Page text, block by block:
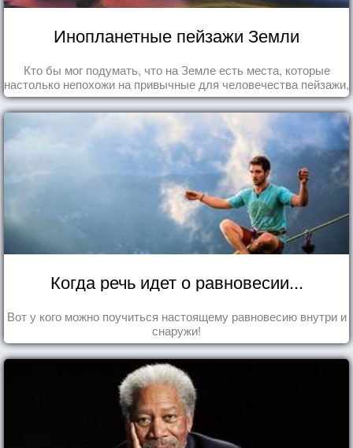
Инопланетные пейзажи Земли
Кто бы мог подумать, что на Земле есть места, которые
настолько непохожи на привычные для человечества пейзажи,
что кажутся и вовсе инопланетными!
Когда речь идет о равновесии...
Вот у кого можно поучиться настоящему равновесию внутри и
снаружи!